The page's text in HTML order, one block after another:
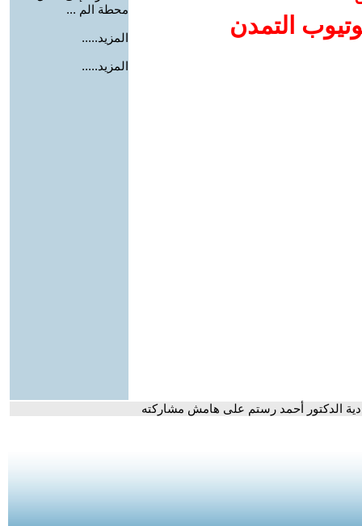
التمدن
محطة الم ...
المزيد.....
المزيد.....
الدكتور أحمد رستم على هامش مشاركته